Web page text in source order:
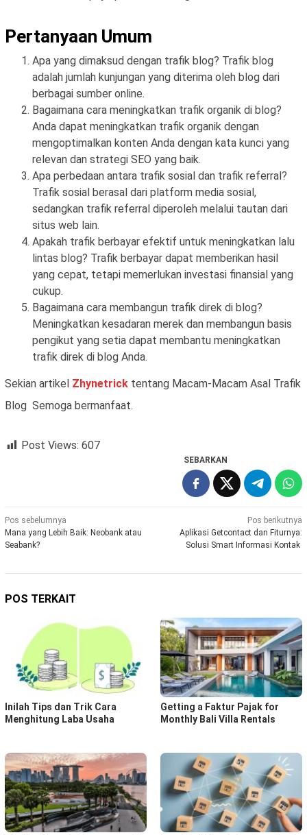
Pertanyaan Umum
Apa yang dimaksud dengan trafik blog? Trafik blog
adalah jumlah kunjungan yang diterima oleh blog dari
berbagai sumber online.
Bagaimana cara meningkatkan trafik organik di blog?
Anda dapat meningkatkan trafik organik dengan
mengoptimalkan konten Anda dengan kata kunci yang
relevan dan strategi SEO yang baik.
Apa perbedaan antara trafik sosial dan trafik referral?
Trafik sosial berasal dari platform media sosial,
sedangkan trafik referral diperoleh melalui tautan dari
situs web lain.
Apakah trafik berbayar efektif untuk meningkatkan lalu
lintas blog? Trafik berbayar dapat memberikan hasil
yang cepat, tetapi memerlukan investasi finansial yang
cukup.
Bagaimana cara membangun trafik direk di blog?
Meningkatkan kesadaran merek dan membangun basis
pengikut yang setia dapat membantu meningkatkan
trafik direk di blog Anda.
Sekian artikel Zhynetrick tentang Macam-Macam Asal Trafik
Blog Semoga bermanfaat.
Post Views: 607
SEBARKAN
Navigasi
pos
Pos sebelumnya
Mana yang Lebih Baik: Neobank atau
Seabank?
Pos berikutnya
Aplikasi Getcontact dan Fiturnya:
Solusi Smart Informasi Kontak
POS TERKAIT
Inilah Tips dan Trik Cara
Menghitung Laba Usaha
Getting a Faktur Pajak for
Monthly Bali Villa Rentals